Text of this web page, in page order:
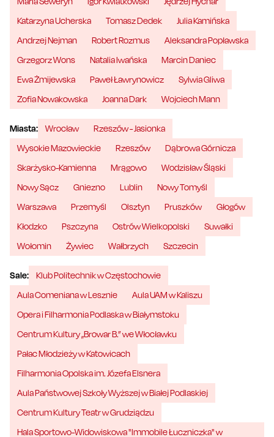
Katarzyna Ucherska
Tomasz Dedek
Julia Kamińska
Andrzej Nejman
Robert Rozmus
Aleksandra Popławska
Grzegorz Wons
Natalia Iwańska
Marcin Daniec
Ewa Żmijewska
Paweł Ławrynowicz
Sylwia Gliwa
Zofia Nowakowska
Joanna Dark Wojciech Mann
Miasta: Wrocław
Rzeszów - Jasionka
Wysokie Mazowieckie
Rzeszów
Dąbrowa Górnicza
Skarżysko-Kamienna
Mrągowo
Wodzisław Śląski
Nowy Sącz
Gniezno Lublin
Nowy Tomyśl
Warszawa
Przemyśl Olsztyn Pruszków
Głogów
Kłodzko
Pszczyna Ostrów Wielkopolski
Suwałki
Wołomin
Żywiec Wałbrzych Szczecin
Sale:
Klub Politechnik w Częstochowie
Aula Comeniana w Lesznie
Aula UAM w Kaliszu
Opera i Filharmonia Podlaska w Białymstoku
Centrum Kultury „Browar B.” we Włocławku
Pałac Młodzieży w Katowicach
Filharmonia Opolska im. Józefa Elsnera
Aula Państwowej Szkoły Wyższej w Białej Podlaskiej
Centrum Kultury Teatr w Grudziądzu
Hala Sportowo-Widowiskowa "Immobile Łuczniczka" w